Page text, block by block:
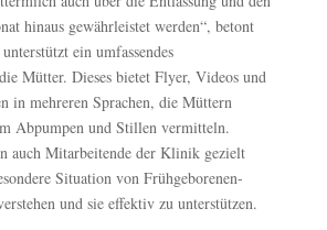
hinaus gewährleistet werden“, betont
ein umfassendes
Mütter. Dieses bietet Flyer, Videos und
in mehreren Sprachen, die Müttern
Abpumpen und Stillen vermitteln.
auch Mitarbeitende der Klinik gezielt
Situation von Frühgeborenen-
und sie effektiv zu unterstützen.